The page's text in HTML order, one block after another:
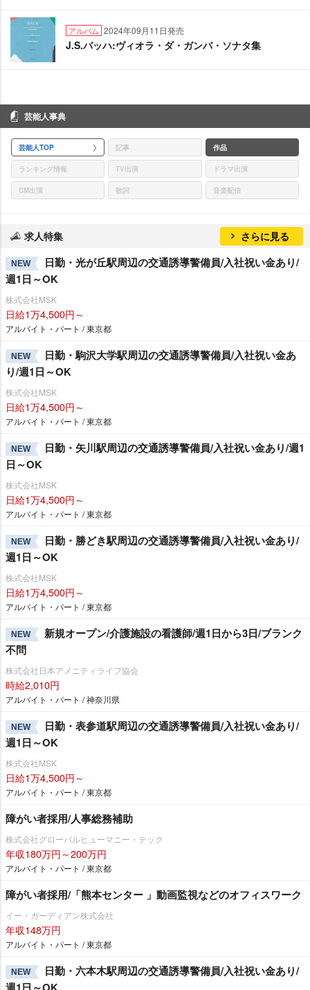
アルバム 2024年09月11日発売
J.S.バッハ:ヴィオラ・ダ・ガンバ・ソナタ集
芸能人事典
芸能人TOP 記事 作品
ランキング情報 TV出演 ドラマ出演
CM出演 歌詞 音楽配信
求人特集 さらに見る
NEW
日勤・光が丘駅周辺の交通誘導警備員/入社祝い金あり/
週1日～OK
株式会社MSK
日給1万4,500円～
アルバイト・パート / 東京都
NEW
日勤・駒沢大学駅周辺の交通誘導警備員/入社祝い金あ
り/週1日～OK
株式会社MSK
日給1万4,500円～
アルバイト・パート / 東京都
NEW
日勤・矢川駅周辺の交通誘導警備員/入社祝い金あり/週1
日～OK
株式会社MSK
日給1万4,500円～
アルバイト・パート / 東京都
NEW
日勤・勝どき駅周辺の交通誘導警備員/入社祝い金あり/
週1日～OK
株式会社MSK
日給1万4,500円～
アルバイト・パート / 東京都
NEW
新規オープン/介護施設の看護師/週1日から3日/ブランク
不問
株式会社日本アメニティライフ協会
時給2,010円
アルバイト・パート / 神奈川県
NEW
日勤・表参道駅周辺の交通誘導警備員/入社祝い金あり/
週1日～OK
株式会社MSK
日給1万4,500円～
アルバイト・パート / 東京都
障がい者採用/人事総務補助
株式会社グローバルヒューマニー・テック
年収180万円～200万円
アルバイト・パート / 東京都
障がい者採用/「熊本センター 」動画監視などのオフィスワーク
イー・ガーディアン株式会社
年収148万円
アルバイト・パート / 東京都
NEW
日勤・六本木駅周辺の交通誘導警備員/入社祝い金あり/